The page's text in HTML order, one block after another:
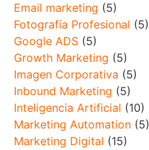
Email marketing (5)
Fotografía Profesional (5)
Google ADS (5)
Growth Marketing (5)
Imagen Corporativa (5)
Inbound Marketing (5)
Inteligencia Artificial (10)
Marketing Automation (5)
Marketing Digital (15)